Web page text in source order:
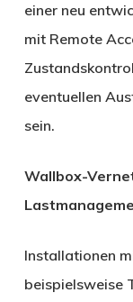
einer neu
mit Remote
eventuellen
sein.
Wallbox-
Installationen
beispielsweise